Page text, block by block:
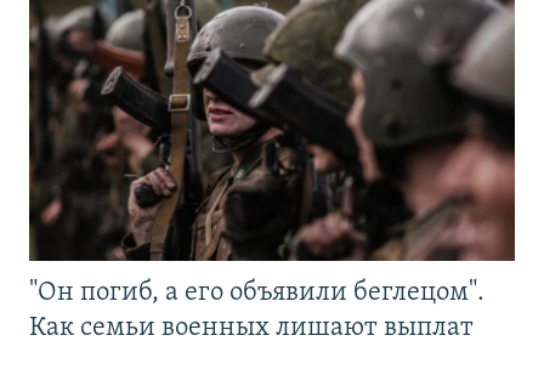
"Он погиб, а его объявили беглецом".
Как семьи военных лишают выплат